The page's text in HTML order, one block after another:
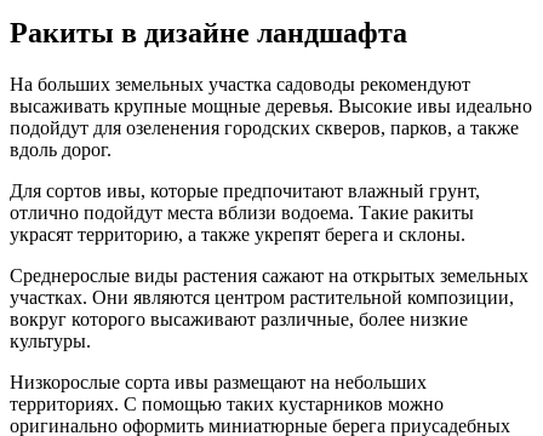
Ракиты в дизайне ландшафта
На больших земельных участка садоводы рекомендуют
высаживать крупные мощные деревья. Высокие ивы идеально
подойдут для озеленения городских скверов, парков, а также
вдоль дорог.
Для сортов ивы, которые предпочитают влажный грунт,
отлично подойдут места вблизи водоема. Такие ракиты
украсят территорию, а также укрепят берега и склоны.
Среднерослые виды растения сажают на открытых земельных
участках. Они являются центром растительной композиции,
вокруг которого высаживают различные, более низкие
культуры.
Низкорослые сорта ивы размещают на небольших
территориях. С помощью таких кустарников можно
оригинально оформить миниатюрные берега приусадебных